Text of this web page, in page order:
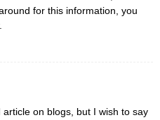
for this information, you
on blogs, but I wish to say